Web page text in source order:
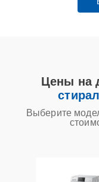
Цены на
Выберите